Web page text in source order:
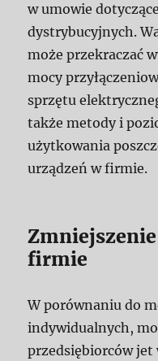
w umowie
dystrybucyjnych.
może przekraczać
mocy
sprzętu
także metody i
użytkowania
urządzeń w firmie.
firmie
W porównaniu do
indywidualnych,
przedsiębiorców jet